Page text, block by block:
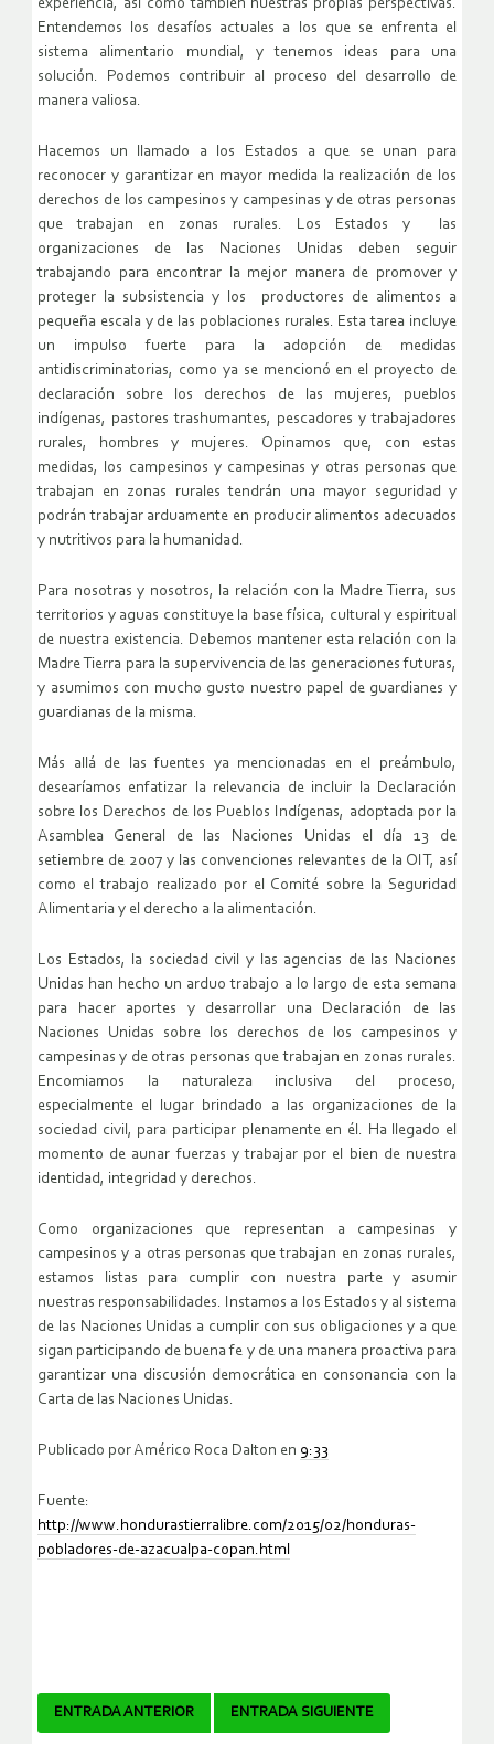
experiencia, así como también nuestras propias perspectivas.
Entendemos los desafíos actuales a los que se enfrenta el
sistema alimentario mundial, y tenemos ideas para una
solución. Podemos contribuir al proceso del desarrollo de
manera valiosa.
Hacemos un llamado a los Estados a que se unan para
reconocer y garantizar en mayor medida la realización de los
derechos de los campesinos y campesinas y de otras personas
que trabajan en zonas rurales. Los Estados y las
organizaciones de las Naciones Unidas deben seguir
trabajando para encontrar la mejor manera de promover y
proteger la subsistencia y los productores de alimentos a
pequeña escala y de las poblaciones rurales. Esta tarea incluye
un impulso fuerte para la adopción de medidas
antidiscriminatorias, como ya se mencionó en el proyecto de
declaración sobre los derechos de las mujeres, pueblos
indígenas, pastores trashumantes, pescadores y trabajadores
rurales, hombres y mujeres. Opinamos que, con estas
medidas, los campesinos y campesinas y otras personas que
trabajan en zonas rurales tendrán una mayor seguridad y
podrán trabajar arduamente en producir alimentos adecuados
y nutritivos para la humanidad.
Para nosotras y nosotros, la relación con la Madre Tierra, sus
territorios y aguas constituye la base física, cultural y espiritual
de nuestra existencia. Debemos mantener esta relación con la
Madre Tierra para la supervivencia de las generaciones futuras,
y asumimos con mucho gusto nuestro papel de guardianes y
guardianas de la misma.
Más allá de las fuentes ya mencionadas en el preámbulo,
desearíamos enfatizar la relevancia de incluir la Declaración
sobre los Derechos de los Pueblos Indígenas, adoptada por la
Asamblea General de las Naciones Unidas el día 13 de
setiembre de 2007 y las convenciones relevantes de la OIT, así
como el trabajo realizado por el Comité sobre la Seguridad
Alimentaria y el derecho a la alimentación.
Los Estados, la sociedad civil y las agencias de las Naciones
Unidas han hecho un arduo trabajo a lo largo de esta semana
para hacer aportes y desarrollar una Declaración de las
Naciones Unidas sobre los derechos de los campesinos y
campesinas y de otras personas que trabajan en zonas rurales.
Encomiamos la naturaleza inclusiva del proceso,
especialmente el lugar brindado a las organizaciones de la
sociedad civil, para participar plenamente en él. Ha llegado el
momento de aunar fuerzas y trabajar por el bien de nuestra
identidad, integridad y derechos.
Como organizaciones que representan a campesinas y
campesinos y a otras personas que trabajan en zonas rurales,
estamos listas para cumplir con nuestra parte y asumir
nuestras responsabilidades. Instamos a los Estados y al sistema
de las Naciones Unidas a cumplir con sus obligaciones y a que
sigan participando de buena fe y de una manera proactiva para
garantizar una discusión democrática en consonancia con la
Carta de las Naciones Unidas.
Publicado por Américo Roca Dalton en 9:33
Fuente:
http://www.hondurastierralibre.com/2015/02/honduras-
pobladores-de-azacualpa-copan.html
Navegador
ENTRADA ANTERIOR ENTRADA SIGUIENTE